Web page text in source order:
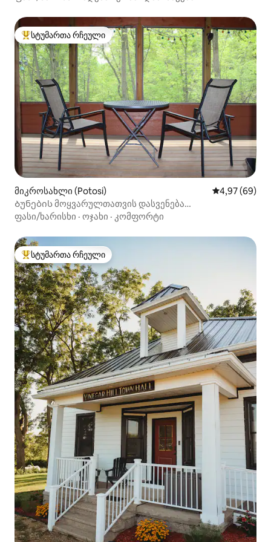
სტუმართა რჩეული მოწინავე ვარიანტი
სტუმართა რჩეული
მიკროსახლი (Potosi) საშუალო
4,97 (69)
Ბუნების მოყვარულთათვის დასვენება
(წყალმომარაგების გარეშე)
ფასი/ხარისხი · ოჯახი · კომფორტი
სტუმართა რჩეული მოწინავე ვარიანტი
სტუმართა რჩეული